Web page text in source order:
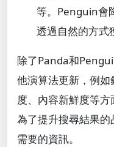
等。Penguin會
透過自然的方式
除了Panda和
他演算法更新，例
度、內容新鮮度等
為了提升搜尋結果
需要的資訊。